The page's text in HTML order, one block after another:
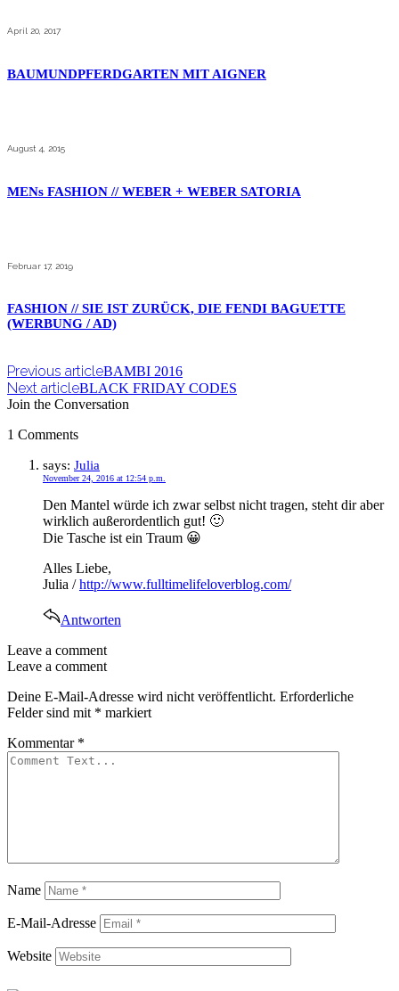
April 20, 2017
BAUMUNDPFERDGARTEN MIT AIGNER
August 4, 2015
MENs FASHION // WEBER + WEBER SATORIA
Februar 17, 2019
FASHION // SIE IST ZURÜCK, DIE FENDI BAGUETTE
(WERBUNG / AD)
Previous articleBAMBI 2016
Next articleBLACK FRIDAY CODES
Join the Conversation
1 Comments
says: Julia
November 24, 2016 at 12:54 p.m.
Den Mantel würde ich zwar selbst nicht tragen, steht dir aber
wirklich außerordentlich gut! 🙂
Die Tasche ist ein Traum 😀
Alles Liebe,
Julia /http://www.fulltimelifeloverblog.com/
Antworten
Leave a comment
Leave a comment
Deine E-Mail-Adresse wird nicht veröffentlicht. Erforderliche
Felder sind mit * markiert
Kommentar *
Name
E-Mail-Adresse
Website